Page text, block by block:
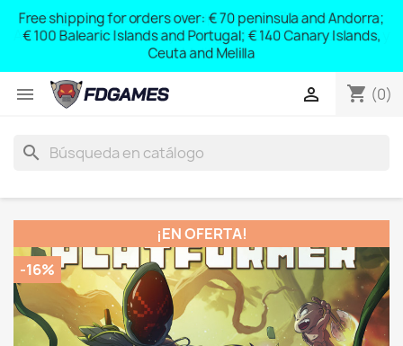
Free shipping for orders over: € 70 peninsula and Andorra;
€ 100 Balearic Islands and Portugal; € 140 Canary Islands,
Ceuta and Melilla
 shopping_cart (0)

search
¡EN OFERTA!
-16%